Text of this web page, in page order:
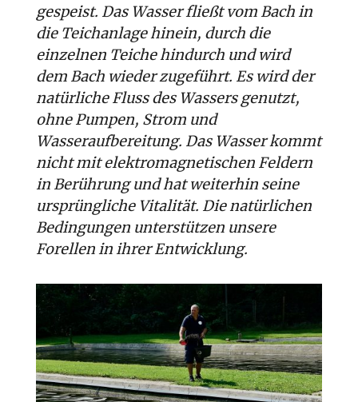
gespeist. Das Wasser fließt vom Bach in
die Teichanlage hinein, durch die
einzelnen Teiche hindurch und wird
dem Bach wieder zugeführt. Es wird der
natürliche Fluss des Wassers genutzt,
ohne Pumpen, Strom und
Wasseraufbereitung. Das Wasser kommt
nicht mit elektromagnetischen Feldern
in Berührung und hat weiterhin seine
ursprüngliche Vitalität. Die natürlichen
Bedingungen unterstützen unsere
Forellen in ihrer Entwicklung.